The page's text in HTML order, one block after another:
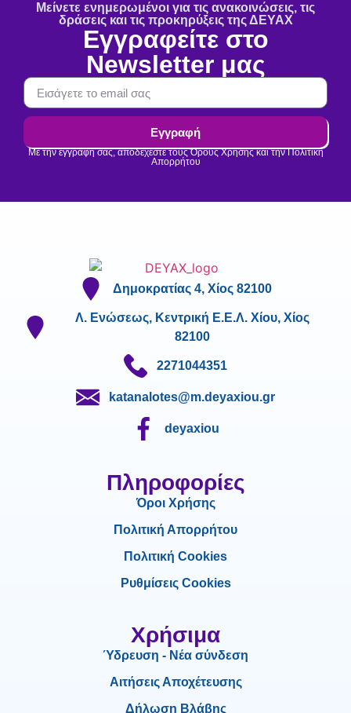
Μείνετε ενημερωμένοι για τις ανακοινώσεις, τις
δράσεις και τις προκηρύξεις της ΔΕΥΑΧ
Εγγραφείτε στο
Newsletter μας
Εγγραφή
Με την εγγραφή σας, αποδέχεστε τους Όρους Χρήσης και την Πολιτική
Απορρήτου
Δημοκρατίας 4, Χίος 82100
Λ. Ενώσεως, Κεντρική Ε.Ε.Λ. Χίου, Χίος
82100
2271044351
katanalotes@m.deyaxiou.gr
deyaxiou
Πληροφορίες
Όροι Χρήσης
Πολιτική Απορρήτου
Πολιτική Cookies
Ρυθμίσεις Cookies
Χρήσιμα
Ύδρευση - Νέα σύνδεση
Αιτήσεις Αποχέτευσης
Δήλωση Βλάβης